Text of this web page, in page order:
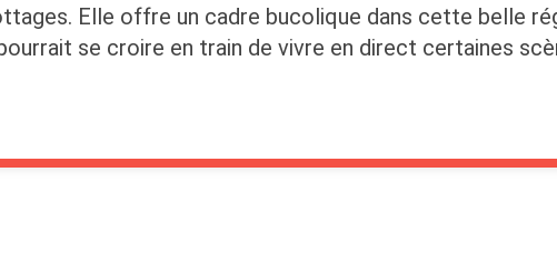
Elle offre un cadre bucolique dans cette belle
se croire en train de vivre en direct certaines